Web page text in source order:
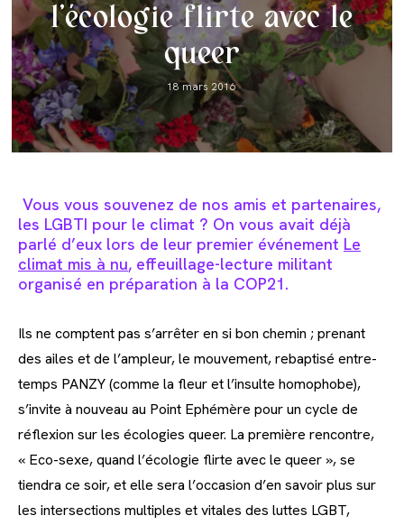
l’écologie flirte avec le
queer
Post
published:
18 mars 2016
Vous vous souvenez de nos amis et partenaires,
les LGBTI pour le climat ? On vous avait déjà
parlé d’eux lors de leur premier événement Le
climat mis à nu, effeuillage-lecture militant
organisé en préparation à la COP21.
Ils ne comptent pas s’arrêter en si bon chemin ; prenant
des ailes et de l’ampleur, le mouvement, rebaptisé entre-
temps PANZY (comme la fleur et l’insulte homophobe),
s’invite à nouveau au Point Ephémère pour un cycle de
réflexion sur les écologies queer. La première rencontre,
« Eco-sexe, quand l’écologie flirte avec le queer », se
tiendra ce soir, et elle sera l’occasion d’en savoir plus sur
les intersections multiples et vitales des luttes LGBT,